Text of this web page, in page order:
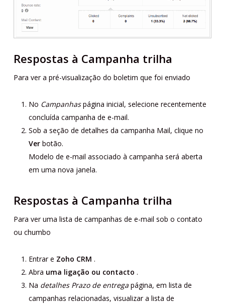
Respostas à Campanha trilha
Para ver a pré-visualização do boletim que foi enviado
No Campanhaspágina inicial, selecione recentemente
concluída campanha de e-mail.
Sob a seção de detalhes da campanha Mail, clique no
Verbotão.
Modelo de e-mail associado à campanha será aberta
em uma nova janela.
Respostas à Campanha trilha
Para ver uma lista de campanhas de e-mail sob o contato
ou chumbo
Entrar e Zoho CRM .
Abra uma ligação ou contacto .
Na detalhes Prazo de entregapágina, em lista de
campanhas relacionadas, visualizar a lista de